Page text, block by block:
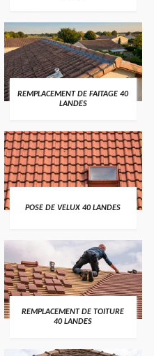
REMPLACEMENT DE FAITAGE 40
LANDES
POSE DE VELUX 40 LANDES
REMPLACEMENT DE TOITURE
40 LANDES